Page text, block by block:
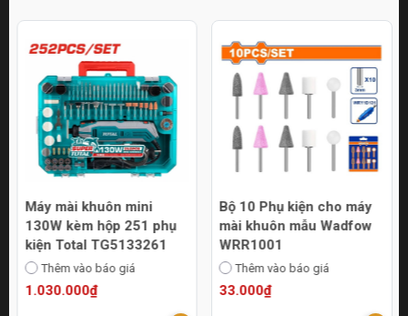
Máy mài khuôn mini
130W kèm hộp 251 phụ
kiện Total TG5133261
Thêm vào báo giá
1.030.000₫
Bộ 10 Phụ kiện cho máy
mài khuôn mẫu Wadfow
WRR1001
Thêm vào báo giá
33.000₫